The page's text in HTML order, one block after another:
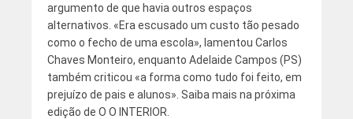
argumento de que havia outros espaços
alternativos. «Era escusado um custo tão pesado
como o fecho de uma escola», lamentou Carlos
Chaves Monteiro, enquanto Adelaide Campos (PS)
também criticou «a forma como tudo foi feito, em
prejuízo de pais e alunos». Saiba mais na próxima
edição de O O INTERIOR.